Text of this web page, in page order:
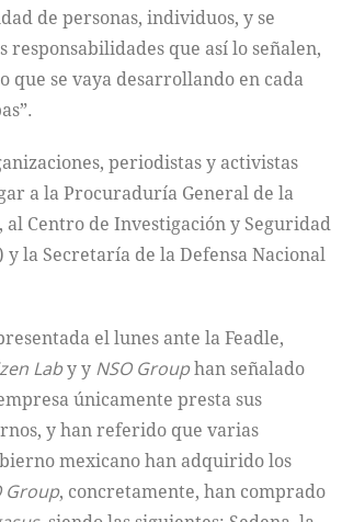
de personas, individuos, y se
responsabilidades que así lo señalen,
que se vaya desarrollando en cada
periodistas y activistas
a la Procuraduría General de la
al Centro de Investigación y Seguridad
y la Secretaría de la Defensa Nacional
el lunes ante la Feadle,
Laby y NSO Grouphan señalado
únicamente presta sus
y han referido que varias
mexicano han adquirido los
Group, concretamente, han comprado